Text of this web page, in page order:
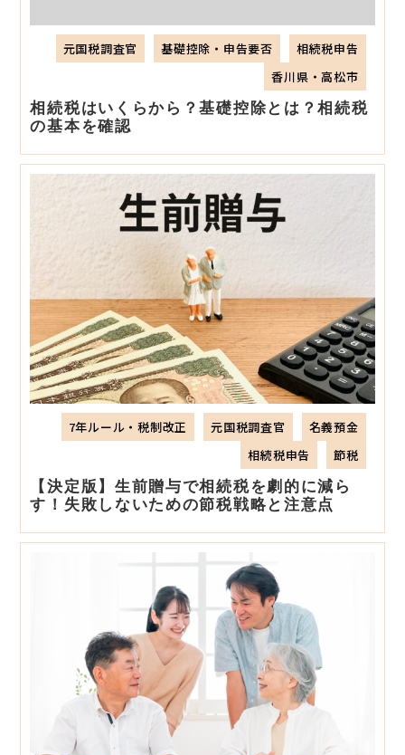
元国税調査官 基礎控除・申告要否
相続税申告
香川県・高松市
相続税はいくらから？基礎控除とは？相続税
の基本を確認
7年ルール・税制改正 元国税調査官
名義預金
相続税申告
節税
【決定版】生前贈与で相続税を劇的に減ら
す！失敗しないための節税戦略と注意点